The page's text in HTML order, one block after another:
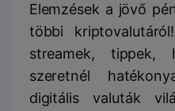
Elemzések a jövő
többi
streamek, tippek,
szeretnél
digitális valuták